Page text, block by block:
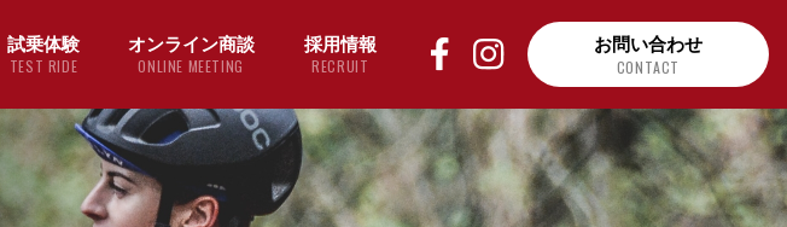
試乗体験
TEST RIDE
オンライン商談
ONLINE MEETING
採用情報
RECRUIT
お問い合わせ
CONTACT